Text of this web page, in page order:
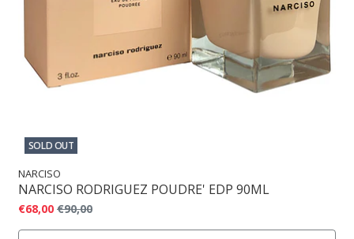
SOLD OUT
NARCISO
NARCISO RODRIGUEZ POUDRE' EDP 90ML
€68,00 €90,00